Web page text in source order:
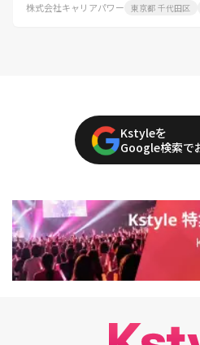
株式会社キャリアパワー 東京都 千代田区
Kstyleを
Google検索で